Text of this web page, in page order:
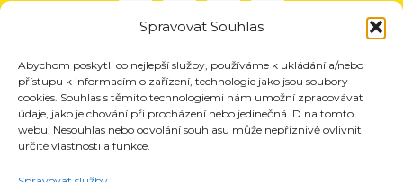
Spravovat Souhlas
Abychom poskytli co nejlepší služby, používáme k ukládání a/nebo
přístupu k informacím o zařízení, technologie jako jsou soubory
cookies. Souhlas s těmito technologiemi nám umožní zpracovávat
údaje, jako je chování při procházení nebo jedinečná ID na tomto
webu. Nesouhlas nebo odvolání souhlasu může nepříznivě ovlivnit
určité vlastnosti a funkce.
O nás
Projekty
Členství